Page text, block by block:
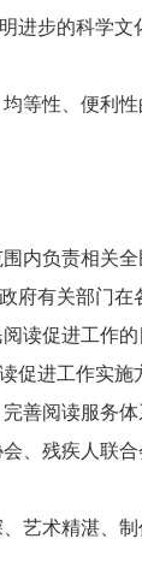
进步的科学
等性、便利
内负责相关全
有关部门在
读促进工作的
促进工作实施
善阅读服务
、残疾人联
艺术精湛、